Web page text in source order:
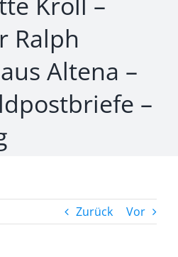
Ralph
Altena –
–
Zurück Vor